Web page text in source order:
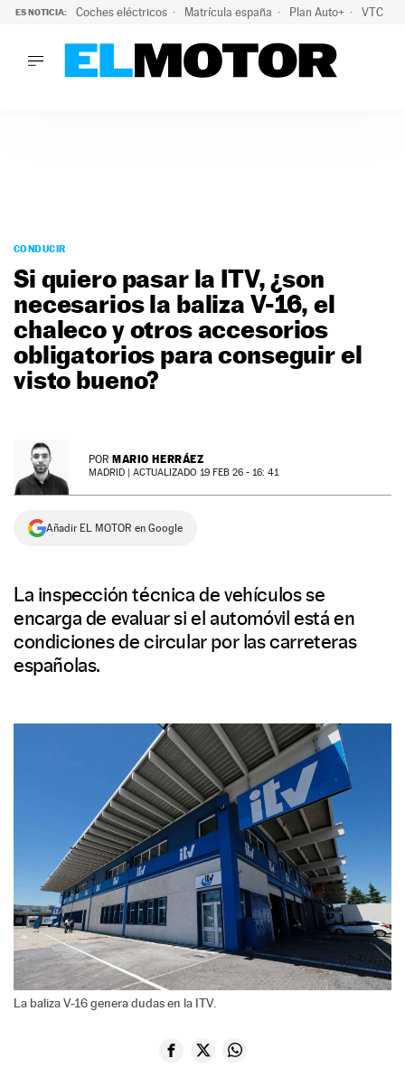
ES NOTICIA: Coches eléctricos Matrícula españa Plan Auto+ VTC
PODCAST
MOTOS
TECNOLOGÍA
SUPERCOCHES
MOTORTV
PREMIOS
SERVICIOS
SÍGUENOS
CONDUCIR
Si quiero pasar la ITV, ¿son
necesarios la baliza V-16, el
chaleco y otros accesorios
obligatorios para conseguir el
visto bueno?
POR MARIO HERRÁEZ
MADRID | ACTUALIZADO 19 FEB 26 - 16: 41
Añadir EL MOTOR en Google
La inspección técnica de vehículos se
encarga de evaluar si el automóvil está en
condiciones de circular por las carreteras
españolas.
La baliza V-16 genera dudas en la ITV.